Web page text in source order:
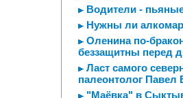
Водители -
Нужны ли
Оленина по-
беззащитны перед
Ласт самого
палеонтолог Павел
"Маёвка" в